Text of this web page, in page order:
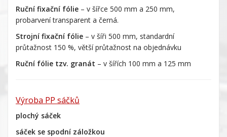
Ruční fixační fólie – v šířce 500 mm a 250 mm,
probarvení transparent a černá.
Strojní fixační fólie – v šíři 500 mm, standardní
průtažnost 150 %, větší průtažnost na objednávku
Ruční fólie tzv. granát – v šířích 100 mm a 125 mm
Výroba PP sáčků
plochý sáček
sáček se spodní záložkou